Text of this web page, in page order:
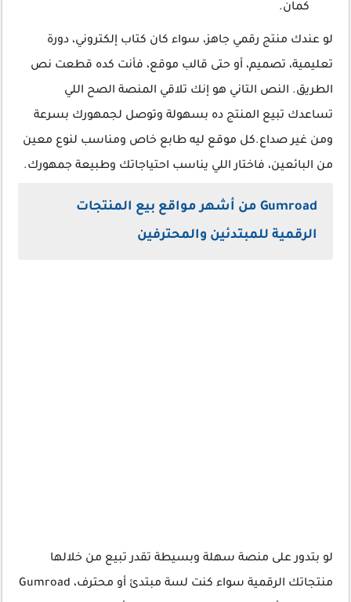
كمان.
لو عندك منتج رقمي جاهز، سواء كان كتاب إلكتروني، دورة
تعليمية، تصميم، أو حتى قالب موقع، فأنت كده قطعت نص
الطريق. النص التاني هو إنك تلاقي المنصة الصح اللي
تساعدك تبيع المنتج ده بسهولة وتوصل لجمهورك بسرعة
ومن غير صداع.كل موقع ليه طابع خاص ومناسب لنوع معين
من البائعين، فاختار اللي يناسب احتياجاتك وطبيعة جمهورك.
Gumroad من أشهر مواقع بيع المنتجات
الرقمية للمبتدئين والمحترفين
لو بتدور على منصة سهلة وبسيطة تقدر تبيع من خلالها
منتجاتك الرقمية سواء كنت لسة مبتدئ أو محترف، Gumroad